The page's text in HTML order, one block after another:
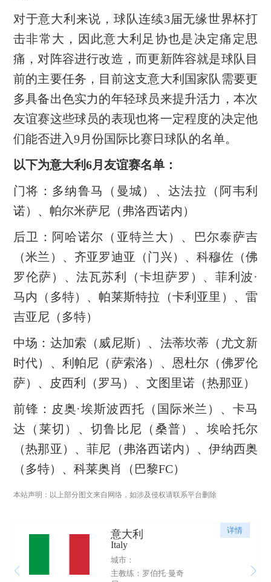
对于意大利来说，球队连续3届无缘世界杯打
击非常大，因此意大利足协也是决定痛定思
痛，对阵容进行改造，而更新阵容就是球队目
前的主要任务，目前这支意大利国家队需要更
多具备出色实力的年轻球员来提升活力，本次
友谊赛这些球员的表现也将一定程度的决定他
们能否进入9月份国际比赛日球队的名单。
以下为意大利6月友谊赛名单：
门将：多纳鲁马（曼城）、达法拉（阿韦利
诺）、帕尔米萨尼（弗洛西诺内）
后卫：阿哈诺尔（亚特兰大）、巴尔泰萨吉
（米兰）、齐亚罗迪亚（门兴）、科穆佐（佛
罗伦萨）、法瓦苏利（卡坦萨罗）、菲利波·
马内（多特）、帕莱斯特拉（卡利亚里）、雷
吉亚尼（多特）
中场：达加索（威尼斯）、法蒂坎蒂（尤文新
时代）、利帕尼（萨索洛）、恩杜尔（佛罗伦
萨）、皮西利（罗马）、文图里诺（热那亚）
前锋：皮奥·埃斯波西托（国际米兰）、卡马
达（莱切）、切鲁比尼（桑普）、埃哈托尔
（热那亚）、菲尼（弗洛西诺内）、伊纳西奥
（多特）、科莱奥肖（巴黎FC）
本站声明：以上部分图文来自网络，如涉及侵权请联系平台删除
详情
意大利
Italy
城市：
主教练：罗伯托·曼奇